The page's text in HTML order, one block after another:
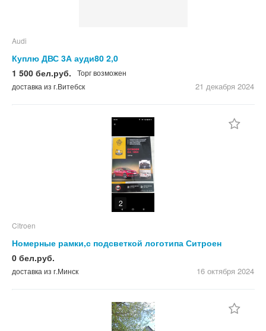
Audi
Куплю ДВС 3А ауди80 2,0
1 500 бел.руб.
Торг возможен
доставка из г.Витебск
21 декабря 2024
2
Citroen
Номерные рамки,с подсветкой логотипа Ситроен
0 бел.руб.
доставка из г.Минск 16 октября 2024